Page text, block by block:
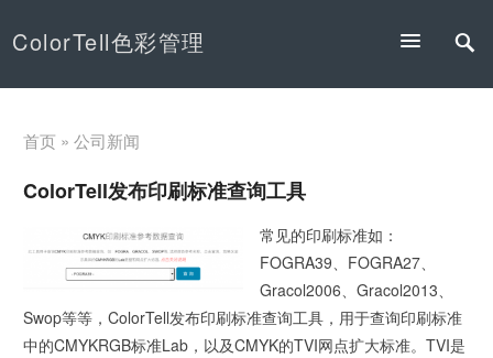
ColorTell色彩管理
首页 » 公司新闻
ColorTell发布印刷标准查询工具
常见的印刷标准如：
FOGRA39、FOGRA27、
Gracol2006、Gracol2013、
Swop等等，ColorTell发布印刷标准查询工具，用于查询印刷标准
中的CMYKRGB标准Lab，以及CMYK的TVI网点扩大标准。TVI是